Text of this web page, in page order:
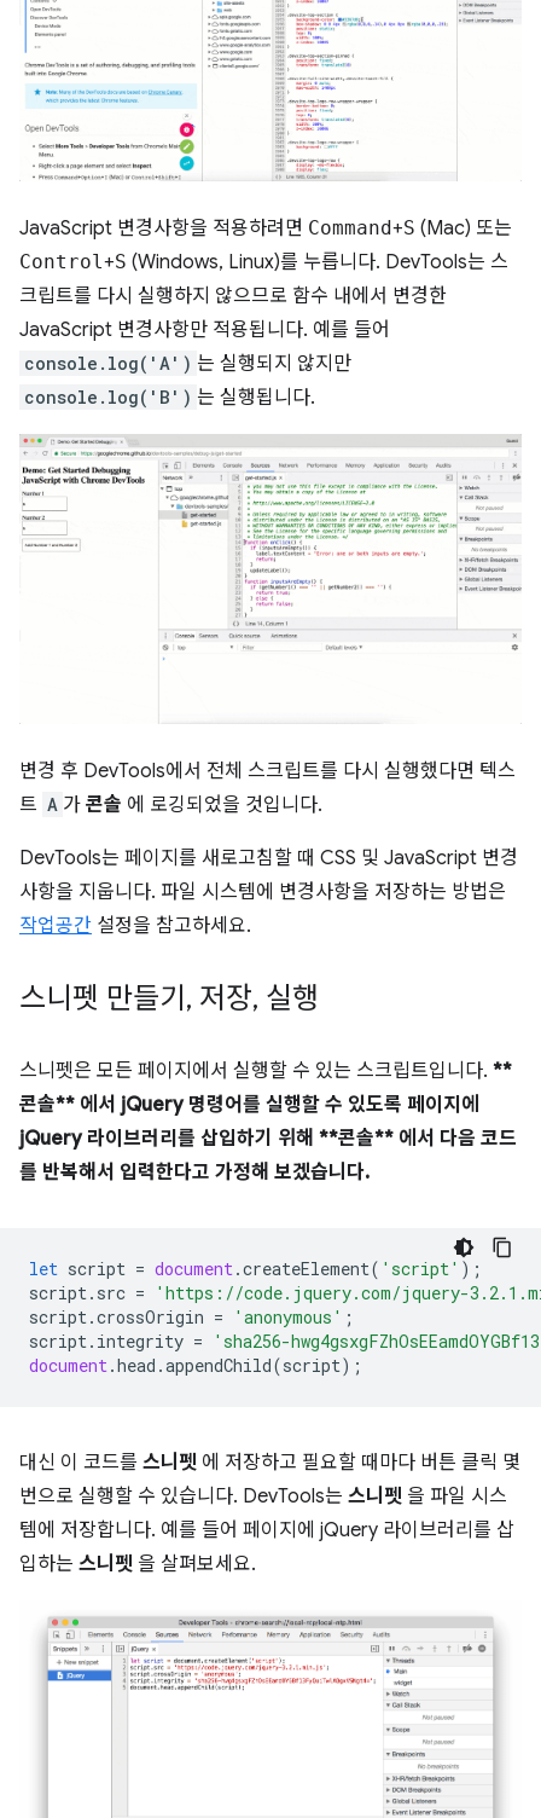
JavaScript 변경사항을 적용하려면 Command+S (Mac) 또는
Control+S (Windows, Linux)를 누릅니다. DevTools는 스
크립트를 다시 실행하지 않으므로 함수 내에서 변경한
JavaScript 변경사항만 적용됩니다. 예를 들어
console.log('A') 는 실행되지 않지만
console.log('B') 는 실행됩니다.
변경 후 DevTools에서 전체 스크립트를 다시 실행했다면 텍스
트 A 가 콘솔 에 로깅되었을 것입니다.
DevTools는 페이지를 새로고침할 때 CSS 및 JavaScript 변경
사항을 지웁니다. 파일 시스템에 변경사항을 저장하는 방법은
작업공간 설정을 참고하세요.
스니펫 만들기 , 저장, 실행
스니펫은 모든 페이지에서 실행할 수 있는 스크립트입니다. **
콘솔** 에서 jQuery 명령어를 실행할 수 있도록 페이지에
jQuery 라이브러리를 삽입하기 위해 **콘솔** 에서 다음 코드
를 반복해서 입력한다고 가정해 보겠습니다.
let script = document.createElement( 'script' );
script. src =
'https://code.jquery.com/jquery-
script.crossOrigin = 'anonymous' ;
script. integrity =
'sha256-
document.head .appendChild(script);
대신 이 코드를 스니펫 에 저장하고 필요할 때마다 버튼 클릭 몇
번으로 실행할 수 있습니다. DevTools는 스니펫 을 파일 시스
템에 저장합니다. 예를 들어 페이지에 jQuery 라이브러리를 삽
입하는 스니펫 을 살펴보세요.